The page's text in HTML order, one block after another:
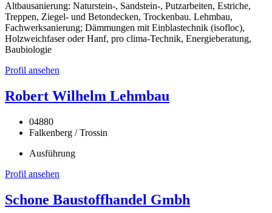
Altbausanierung: Naturstein-, Sandstein-, Putzarbeiten, Estriche,
Treppen, Ziegel- und Betondecken, Trockenbau. Lehmbau,
Fachwerksanierung; Dämmungen mit Einblastechnik (isofloc),
Holzweichfaser oder Hanf, pro clima-Technik, Energieberatung,
Baubiologie
Profil ansehen
Robert Wilhelm Lehmbau
04880
Falkenberg / Trossin
Ausführung
Profil ansehen
Schone Baustoffhandel Gmbh